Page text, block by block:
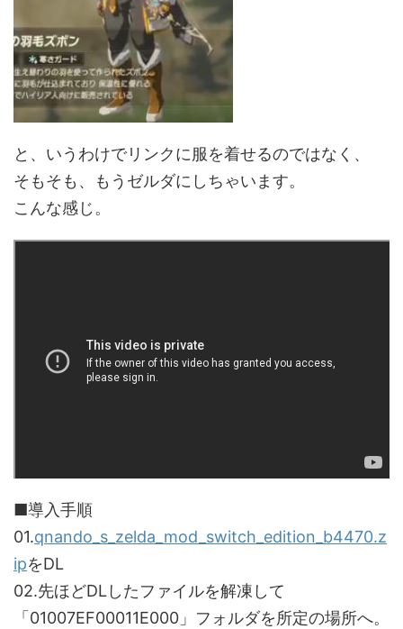
と、いうわけでリンクに服を着せるのではなく、
そもそも、もうゼルダにしちゃいます。
こんな感じ。
■導入手順
01.qnando_s_zelda_mod_switch_edition_b4470.z
ipをDL
02.先ほどDLしたファイルを解凍して
「01007EF00011E000」フォルダを所定の場所へ。